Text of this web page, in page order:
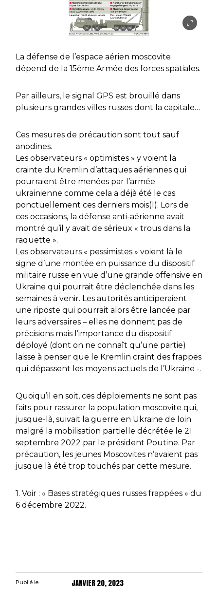
La défense de l’espace aérien moscovite
dépend de la 15ème Armée des forces spatiales.
Par ailleurs, le signal GPS est brouillé dans
plusieurs grandes villes russes dont la capitale…
Ces mesures de précaution sont tout sauf
anodines.
Les observateurs « optimistes » y voient la
crainte du Kremlin d’attaques aériennes qui
pourraient être menées par l’armée
ukrainienne comme cela a déjà été le cas
ponctuellement ces derniers mois(1). Lors de
ces occasions, la défense anti-aérienne avait
montré qu’il y avait de sérieux « trous dans la
raquette ».
Les observateurs « pessimistes » voient là le
signe d’une montée en puissance du dispositif
militaire russe en vue d’une grande offensive en
Ukraine qui pourrait être déclenchée dans les
semaines à venir. Les autorités anticiperaient
une riposte qui pourrait alors être lancée par
leurs adversaires – elles ne donnent pas de
précisions mais l’importance du dispositif
déployé (dont on ne connaît qu’une partie)
laisse à penser que le Kremlin craint des frappes
qui dépassent les moyens actuels de l’Ukraine -.
Quoiqu’il en soit, ces déploiements ne sont pas
faits pour rassurer la population moscovite qui,
jusque-là, suivait la guerre en Ukraine de loin
malgré la mobilisation partielle décrétée le 21
septembre 2022 par le président Poutine. Par
précaution, les jeunes Moscovites n’avaient pas
jusque là été trop touchés par cette mesure.
1. Voir : « Bases stratégiques russes frappées » du
6 décembre 2022.
Publié le JANVIER 20, 2023